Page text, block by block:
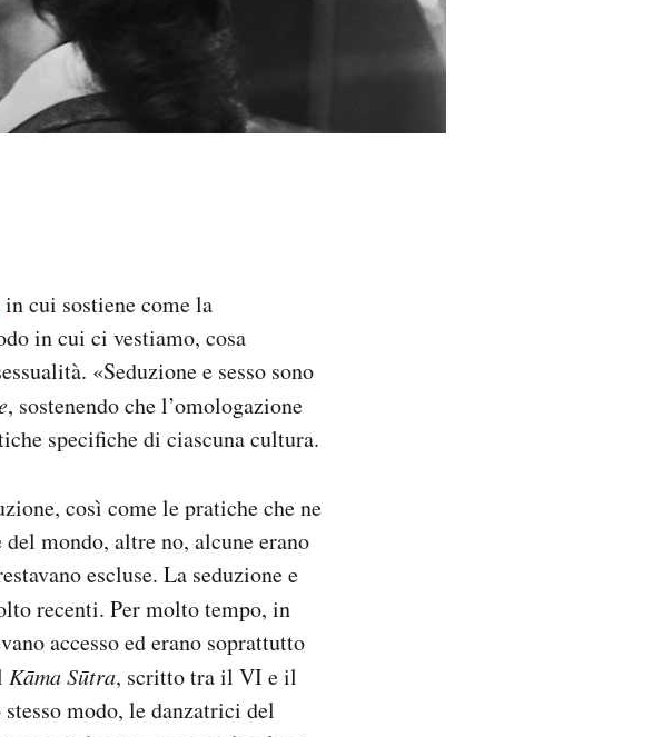
in cui sostiene come la
in cui ci vestiamo, cosa
«Seduzione e sesso sono
, sostenendo che l’omologazione
specifiche di ciascuna cultura.
così come le pratiche che ne
mondo, altre no, alcune erano
escluse. La seduzione e
recenti. Per molto tempo, in
accesso ed erano soprattutto
Kāma Sūtra, scritto tra il VI e il
modo, le danzatrici del